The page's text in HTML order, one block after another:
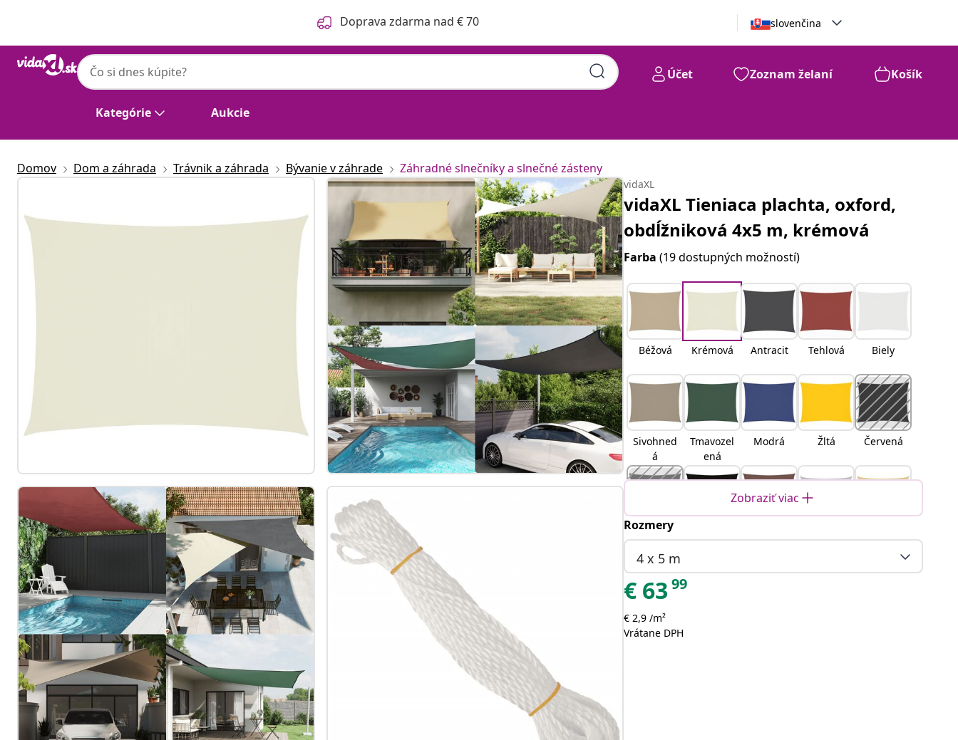
Doprava zdarma nad € 70 slovenčina
Kategórie Aukcie
Účet Zoznam želaní Košík
Domov Dom a záhrada Trávnik a záhrada Bývanie v záhrade Záhradné slnečníky a slnečné zásteny
vidaXL
vidaXL Tieniaca plachta, oxford,
obdĺžniková 4x5 m, krémová
Farba(19 dostupných možností)
Béžová Krémová Antracit Tehlová Biely
Sivohned
á
Tmavozel
ená
Modrá Žltá Červená
Oranžová
oranžová
a hnedá
Zobraziť viac
Rozmery
4 x 5 m
€ 63 99
€ 2,9 /m²
Vrátane DPH